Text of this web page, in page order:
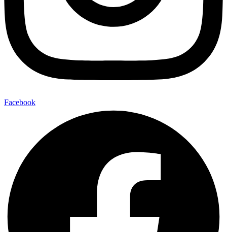
Facebook